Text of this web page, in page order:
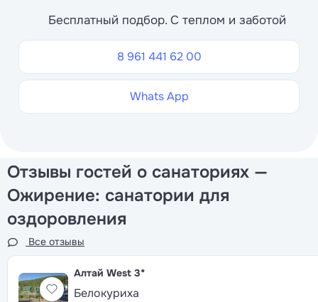
Бесплатный подбор. С теплом и заботой
8 961 441 62 00
Whats App
Отзывы гостей о санаториях —
Ожирение: санатории для
оздоровления
Все отзывы
Алтай West 3*
Белокуриха